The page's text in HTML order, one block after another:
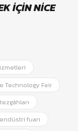
İÇİN NİCE
Technology Fair
endüstri fuarı